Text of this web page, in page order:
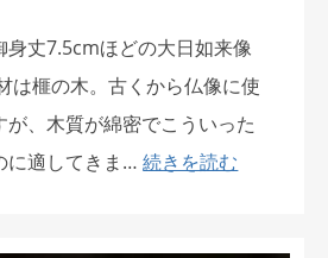
身丈7.5cmほどの大日如来像
は榧の木。古くから仏像に使
、木質が綿密でこういった
に適してきま…続きを読む